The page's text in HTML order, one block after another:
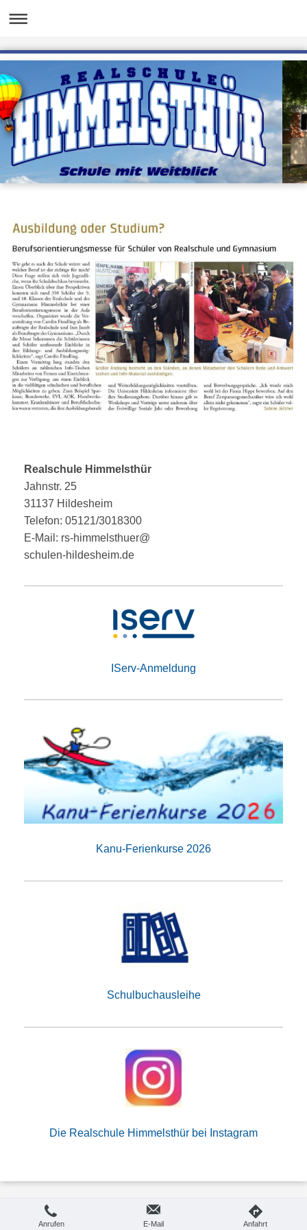
Realschule Himmelsthür
Jahnstr. 25
31137 Hildesheim
Telefon: 05121/3018300
E-Mail: rs-himmelsthuer@
schulen-hildesheim.de
IServ-Anmeldung
Kanu-Ferienkurse 2026
Schulbuchausleihe
Die Realschule Himmelsthür bei Instagram
Druckversion
Copyright Realschule Himmelsthür
Webansicht
Anrufen E-Mail Anfahrt